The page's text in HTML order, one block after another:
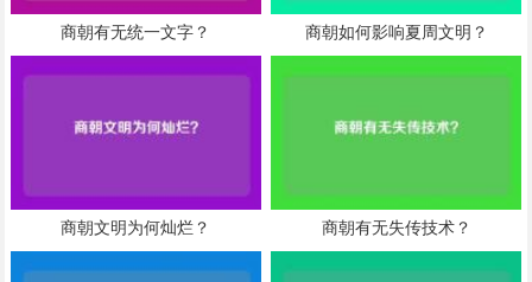
商朝有无统一文字？ 商朝如何影响夏周文明？
商朝文明为何灿烂？ 商朝有无失传技术？